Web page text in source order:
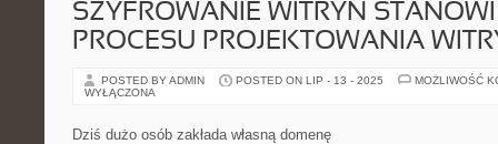
SZYFROWANIE WITRYN
PROCESU PROJEKTOWANIA
POSTED BY ADMIN POSTED ON LIP - 13 - 2025
MOŻLIWOŚĆ
WYŁĄCZONA
Dziś dużo osób zakłada własną domenę